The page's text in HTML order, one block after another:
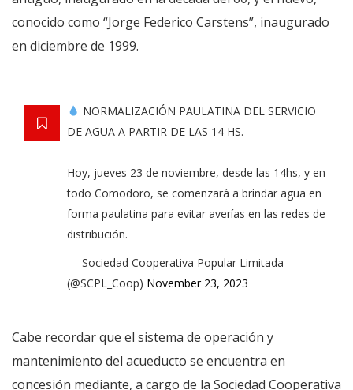
conocido como “Jorge Federico Carstens”, inaugurado
en diciembre de 1999.
NORMALIZACIÓN PAULATINA DEL SERVICIO
DE AGUA A PARTIR DE LAS 14 HS.
Hoy, jueves 23 de noviembre, desde las 14hs, y en
todo Comodoro, se comenzará a brindar agua en
forma paulatina para evitar averías en las redes de
distribución.
— Sociedad Cooperativa Popular Limitada
(@SCPL_Coop) November 23, 2023
Cabe recordar que el sistema de operación y
mantenimiento del acueducto se encuentra en
concesión mediante, a cargo de la Sociedad Cooperativa